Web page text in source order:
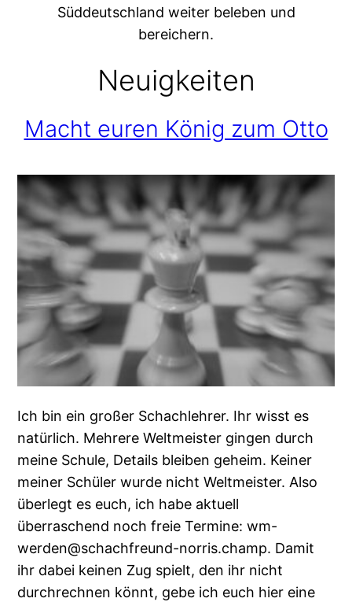
Süddeutschland weiter beleben und
bereichern.
Neuigkeiten
Macht euren König zum Otto
Ich bin ein großer Schachlehrer. Ihr wisst es
natürlich. Mehrere Weltmeister gingen durch
meine Schule, Details bleiben geheim. Keiner
meiner Schüler wurde nicht Weltmeister. Also
überlegt es euch, ich habe aktuell
überraschend noch freie Termine: wm-
werden@schachfreund-norris.champ. Damit
ihr dabei keinen Zug spielt, den ihr nicht
durchrechnen könnt, gebe ich euch hier eine